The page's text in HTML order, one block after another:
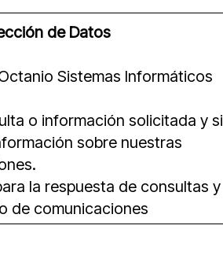
de Datos
Sistemas Informáticos
o información solicitada y si
sobre nuestras
la respuesta de consultas y
de comunicaciones